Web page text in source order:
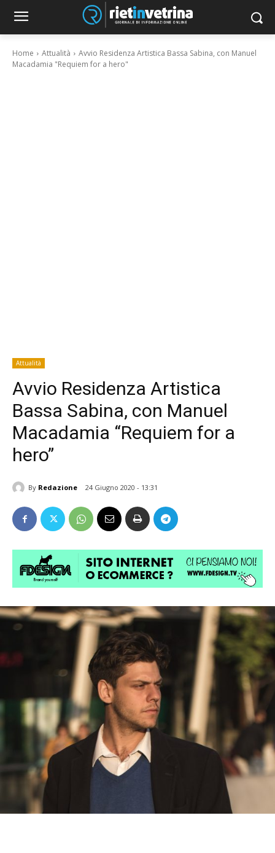
Home Attualità
Avvio Residenza Artistica Bassa Sabina, con Manuel
Macadamia "Requiem for a hero"
Attualità
Avvio Residenza Artistica
Bassa Sabina, con Manuel
Macadamia “Requiem for a
hero”
By Redazione 24 Giugno 2020 - 13:31